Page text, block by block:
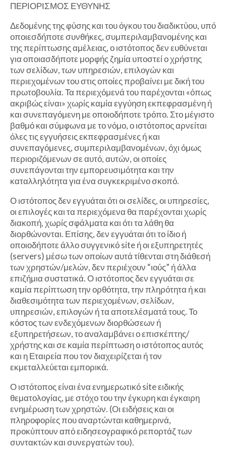
ΠΕΡΙΟΡΙΣΜΟΣ ΕΥΘΥΝΗΣ
Δεδομένης της φύσης και του όγκου του διαδικτύου, υπό
οποιεσδήποτε συνθήκες, συμπεριλαμβανομένης και
της περίπτωσης αμέλειας, ο ιστότοπος δεν ευθύνεται
για οποιασδήποτε μορφής ζημία υποστεί ο χρήστης
των σελίδων, των υπηρεσιών, επιλογών και
περιεχομένων του στις οποίες προβαίνει με δική του
πρωτοβουλία. Τα περιεχόμενά του παρέχονται «όπως
ακριβώς είναι» χωρίς καμία εγγύηση εκπεφρασμένη ή
και συνεπαγόμενη με οποιοδήποτε τρόπο. Στο μέγιστο
βαθμό και σύμφωνα με το νόμο, ο ιστότοπος αρνείται
όλες τις εγγυήσεις εκπεφρασμένες ή και
συνεπαγόμενες, συμπεριλαμβανομένων, όχι όμως
περιοριζόμενων σε αυτό, αυτών, οι οποίες
συνεπάγονται την εμπορευσιμότητα και την
καταλληλότητα για ένα συγκεκριμένο σκοπό.
Ο ιστότοπος δεν εγγυάται ότι οι σελίδες, οι υπηρεσίες,
οι επιλογές και τα περιεχόμενα θα παρέχονται χωρίς
διακοπή, χωρίς σφάλματα και ότι τα λάθη θα
διορθώνονται. Επίσης, δεν εγγυάται ότι το ίδιο ή
οποιοδήποτε άλλο συγγενικό site ή οι εξυπηρετητές
(servers) μέσω των οποίων αυτά τίθενται στη διάθεσή
των χρηστών/μελών, δεν περιέχουν “ιούς” ή άλλα
επιζήμια συστατικά. Ο ιστότοπος δεν εγγυάται σε
καμία περίπτωση την ορθότητα, την πληρότητα ή και
διαθεσιμότητα των περιεχομένων, σελίδων,
υπηρεσιών, επιλογών ή τα αποτελέσματά τους. Το
κόστος των ενδεχόμενων διορθώσεων ή
εξυπηρετήσεων, το αναλαμβάνει ο επισκέπτης/
χρήστης και σε καμία περίπτωση ο ιστότοπος αυτός
και η Εταιρεία που τον διαχειρίζεται ή τον
εκμεταλλεύεται εμπορικά.
Ο ιστότοπος είναι ένα ενημερωτικό site ειδικής
θεματολογίας, με στόχο του την έγκυρη και έγκαιρη
ενημέρωση των χρηστών. (Οι ειδήσεις και οι
πληροφορίες που αναρτώνται καθημερινά,
προκύπτουν από ειδησεογραφικό ρεπορτάζ των
συντακτών και συνεργατών του).